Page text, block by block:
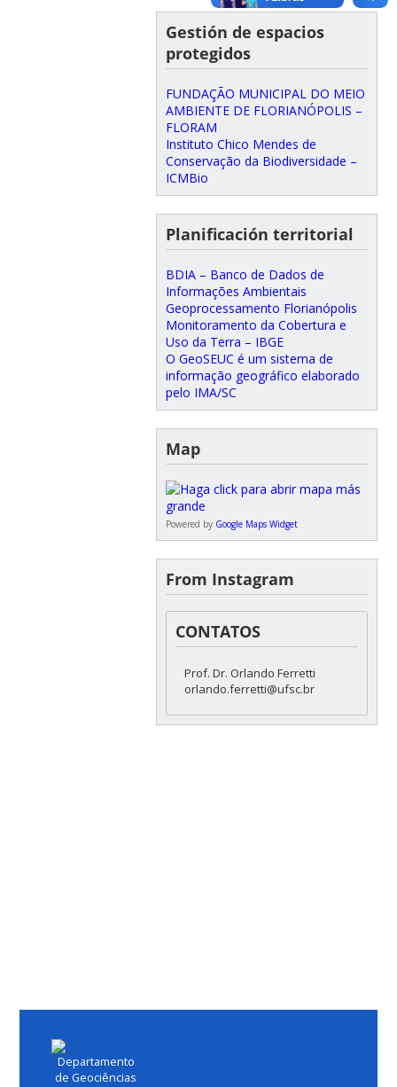
Gestión de espacios
protegidos
FUNDAÇÃO MUNICIPAL DO MEIO
AMBIENTE DE FLORIANÓPOLIS –
FLORAM
Instituto Chico Mendes de
Conservação da Biodiversidade –
ICMBio
Planificación territorial
BDIA – Banco de Dados de
Informações Ambientais
Geoprocessamento Florianópolis
Monitoramento da Cobertura e
Uso da Terra – IBGE
O GeoSEUC é um sistema de
informação geográfico elaborado
pelo IMA/SC
Map
Powered by Google Maps Widget
From Instagram
CONTATOS
Prof. Dr. Orlando Ferretti
orlando.ferretti@ufsc.br